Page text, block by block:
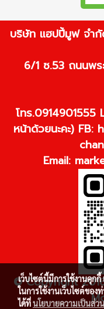
บริษัท แฮปปี้มูฟ จำกั
6/1 ซ.53 ถนนพร
โทร.0914901555
หน้าด้วยนะคะ)
Email:
© Copyright
เว็บไซต์นี้มีการใช้งานคุก
ในการใช้งานเว็บไซต์ขอ
ได้ที่นโยบายความเป็นส่ว